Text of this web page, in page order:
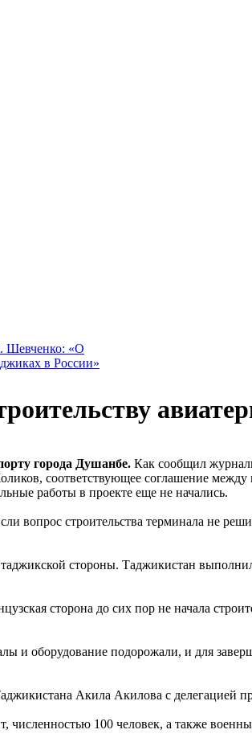
Шевченко: «О
в России»
города Душанбе. Как сообщил
соответствующее соглашение между
работы в проекте еще не начались.
вопрос строительства терминала не
стороны. Таджикистан выполнил
сторона до сих пор не начала
оборудование подорожали, и для
Акила Акилова с делегацией
численностью 100 человек, а также